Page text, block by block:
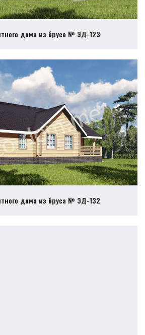
дома из бруса № ЭД-123
дома из бруса № ЭД-132